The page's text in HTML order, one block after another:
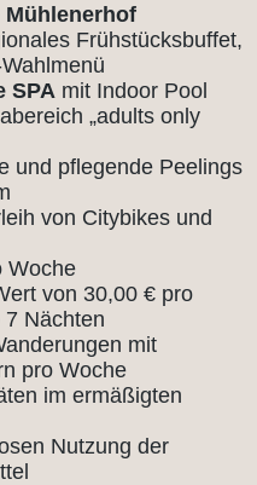
Mühlenerhof
Frühstücksbuffet,
SPA mit Indoor Pool
„adults only
und pflegende Peelings
von Citybikes und
Woche
von 30,00 € pro
Nächten
mit
pro Woche
im ermäßigten
Nutzung der